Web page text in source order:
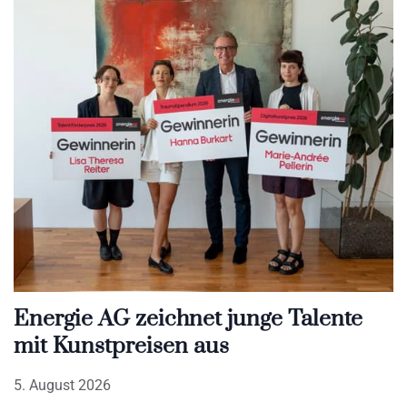
Energie AG zeichnet junge Talente
mit Kunstpreisen aus
5. August 2026